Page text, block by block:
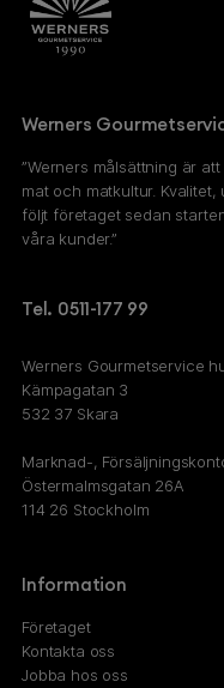
Werners
”Werners målsättning är
mat och matkultur.
följt företaget sedan
våra kunder.”
Tel. 0511-177 99
Werners Gourmetservice
Kämpagatan 3
532 37 Skara
Marknad-,
Östermalmsgatan 26A
114 26 Stockholm
Information
Företaget
Kontakta oss
Jobba hos oss